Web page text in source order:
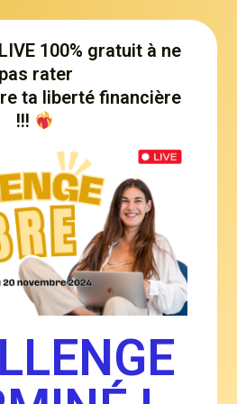
100% gratuit à ne
pas rater
ta liberté financière
!!!